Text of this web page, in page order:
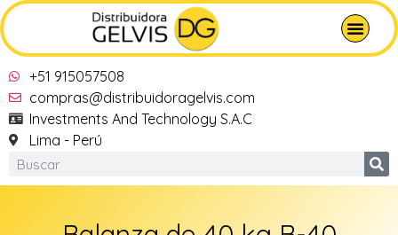
+51 915057508
compras@distribuidoragelvis.com
Investments And Technology S.A.C
Lima - Perú